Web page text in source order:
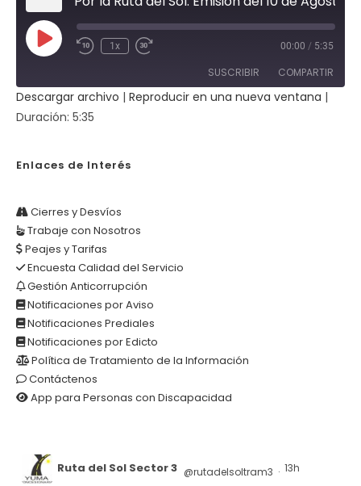
Reproducir
episodioRebobinar
1x
Fast
seconds
00:00 / 5:35
SUSCRIBIR COMPARTIR
COMPAR
Descargar archivo | Reproducir en una nueva ventana |
Duración: 5:35
Enlaces de Interés
Cierres y Desvíos
Trabaje con Nosotros
Peajes y Tarifas
Encuesta Calidad del Servicio
Gestión Anticorrupción
Notificaciones por Aviso
Notificaciones Prediales
Notificaciones por Edicto
Política de Tratamiento de la Información
Contáctenos
App para Personas con Discapacidad
Ruta del Sol Sector 3 @rutadelsoltram3 · 13h